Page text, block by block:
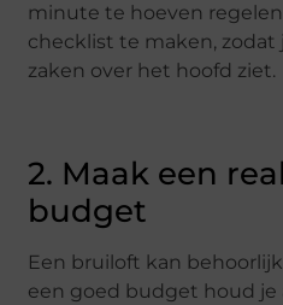
minute te hoeven
checklist te maken, zodat
zaken over het hoofd ziet.
2. Maak een
budget
Een bruiloft kan
een goed budget houd je